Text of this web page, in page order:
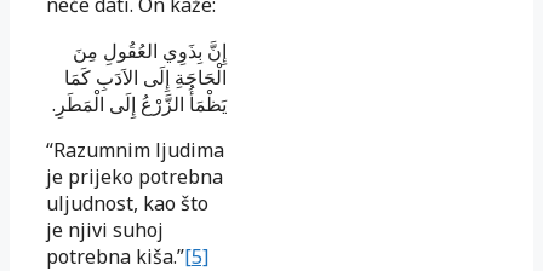
إِنَّ بِذَوِي العُقُولِ مِنَ
الْحَاجَةِ إِلَى الاَدَبِ كَمَا
يَظْمَأُ الزَّرْعُ إِلَى الْمَطَرِ .
“Razumnim ljudima
je prijeko potrebna
uljudnost, kao što
je njivi suhoj
potrebna kiša.”[5]